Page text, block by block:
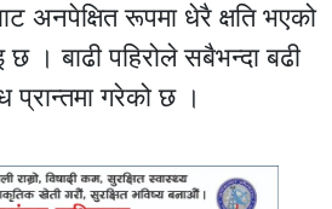
अनपेक्षित रूपमा धेरै क्षति भएको
। बाढी पहिरोले सबैभन्दा बढी
प्रान्तमा गरेको छ ।